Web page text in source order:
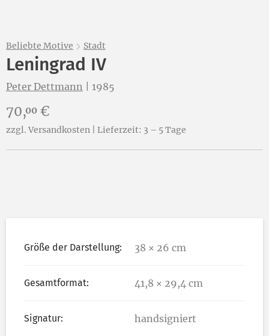
Beliebte Motive Stadt
Leningrad IV
Peter Dettmann 1985
Preis:
70,00 €
zzgl. Versandkosten | Lieferzeit: 3 – 5 Tage
Größe der Darstellung: 38 × 26 cm
Gesamtformat: 41,8 × 29,4 cm
Signatur: handsigniert